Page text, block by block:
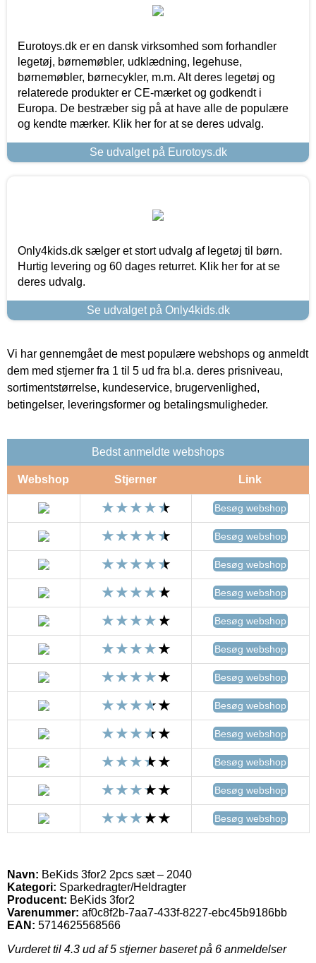
Eurotoys.dk er en dansk virksomhed som forhandler
legetøj, børnemøbler, udklædning, legehuse,
børnemøbler, børnecykler, m.m. Alt deres legetøj og
relaterede produkter er CE-mærket og godkendt i
Europa. De bestræber sig på at have alle de populære
og kendte mærker. Klik her for at se deres udvalg.
Se udvalget på Eurotoys.dk
Only4kids.dk sælger et stort udvalg af legetøj til børn.
Hurtig levering og 60 dages returret. Klik her for at se
deres udvalg.
Se udvalget på Only4kids.dk
Vi har gennemgået de mest populære webshops og anmeldt
dem med stjerner fra 1 til 5 ud fra bl.a. deres prisniveau,
sortimentstørrelse, kundeservice, brugervenlighed,
betingelser, leveringsformer og betalingsmuligheder.
Bedst anmeldte webshops
Webshop Stjerner Link
Besøg webshop
Besøg webshop
Besøg webshop
Besøg webshop
Besøg webshop
Besøg webshop
Besøg webshop
Besøg webshop
Besøg webshop
Besøg webshop
Besøg webshop
Besøg webshop
Navn: BeKids 3for2 2pcs sæt – 2040
Kategori: Sparkedragter/Heldragter
Producent: BeKids 3for2
Varenummer: af0c8f2b-7aa7-433f-8227-ebc45b9186bb
EAN: 5714625568566
Vurderet til 4.3 ud af 5 stjerner baseret på 6 anmeldelser